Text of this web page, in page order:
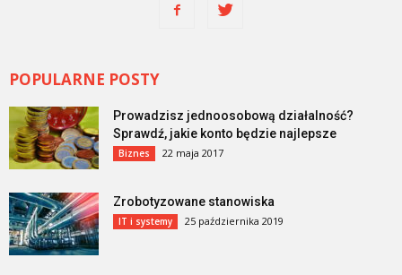
POPULARNE POSTY
Prowadzisz jednoosobową działalność?
Sprawdź, jakie konto będzie najlepsze
Biznes 22 maja 2017
Zrobotyzowane stanowiska
IT i systemy 25 października 2019